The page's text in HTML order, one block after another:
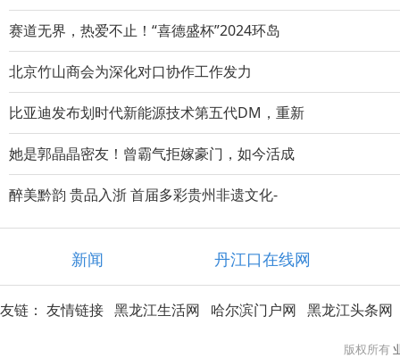
赛道无界，热爱不止！“喜德盛杯”2024环岛
北京竹山商会为深化对口协作工作发力
比亚迪发布划时代新能源技术第五代DM，重新
她是郭晶晶密友！曾霸气拒嫁豪门，如今活成
醉美黔韵 贵品入浙 首届多彩贵州非遗文化-
新闻 丹江口在线网
友链： 友情链接 黑龙江生活网 哈尔滨门户网 黑龙江头条网
版权所有